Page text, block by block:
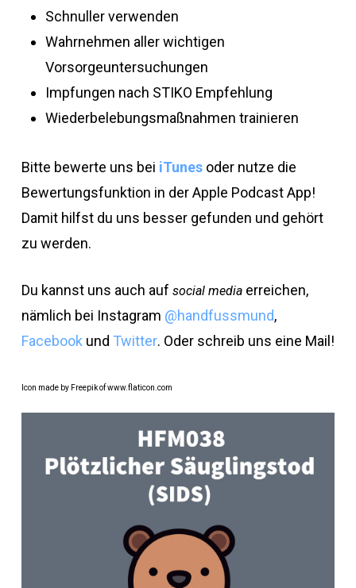
Schnuller verwenden
Wahrnehmen aller wichtigen
Vorsorgeuntersuchungen
Impfungen nach STIKO Empfehlung
Wiederbelebungsmaßnahmen trainieren
Bitte bewerte uns bei iTunesoder nutze die
Bewertungsfunktion in der Apple Podcast App!
Damit hilfst du uns besser gefunden und gehört
zu werden.
Du kannst uns auch auf social mediaerreichen,
nämlich bei Instagram @handfussmund,
Facebook und Twitter. Oder schreib uns eine Mail!
Icon made by Freepik of www.flaticon.com